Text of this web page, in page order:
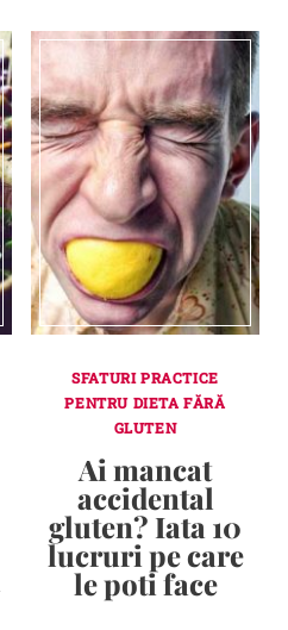
SFATURI PRACTICE
PENTRU DIETA FĂRĂ
GLUTEN
Ai mancat
accidental
gluten? Iata 10
lucruri pe care
le poti face